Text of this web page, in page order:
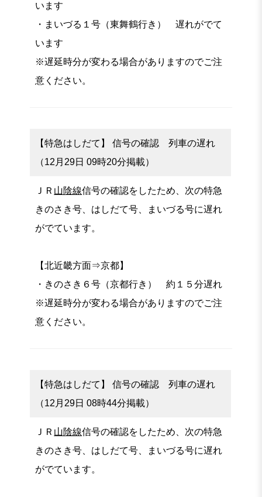
います
・まいづる１号（東舞鶴行き） 遅れがでて
います
※遅延時分が変わる場合がありますのでご注
意ください。
【特急はしだて】 信号の確認 列車の遅れ
（12月29日 09時20分掲載）
ＪＲ 山陰線信号の確認をしたため、次の特急
きのさき号、はしだて号、まいづる号に遅れ
がでています。
【北近畿方面⇒京都】
・きのさき６号（京都行き） 約１５分遅れ
※遅延時分が変わる場合がありますのでご注
意ください。
【特急はしだて】 信号の確認 列車の遅れ
（12月29日 08時44分掲載）
ＪＲ 山陰線信号の確認をしたため、次の特急
きのさき号、はしだて号、まいづる号に遅れ
がでています。